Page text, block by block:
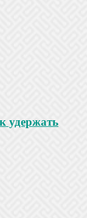
удержать